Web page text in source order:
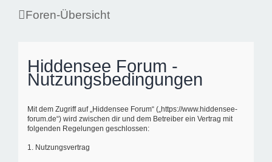
Foren-Übersicht
Hiddensee Forum -
Nutzungsbedingungen
Mit dem Zugriff auf „Hiddensee Forum“ („https://www.hiddensee-
forum.de“) wird zwischen dir und dem Betreiber ein Vertrag mit
folgenden Regelungen geschlossen:
1. Nutzungsvertrag